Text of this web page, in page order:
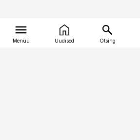
Menüü Uudised Otsing